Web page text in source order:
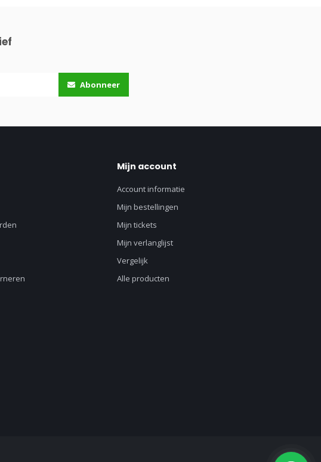
Abonneer
Mijn account
Account informatie
Mijn bestellingen
Mijn tickets
Mijn verlanglijst
Vergelijk
Alle producten